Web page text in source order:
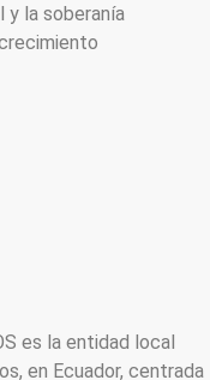
y la soberanía
es la entidad local
en Ecuador, centrada